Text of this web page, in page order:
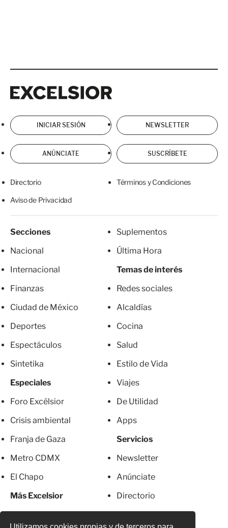
INICIAR SESIÓN NEWSLETTER
ANÚNCIATE SUSCRÍBETE
Directorio Términos y Condiciones
Aviso de Privacidad
Secciones
Nacional
Internacional
Finanzas
Ciudad de México
Deportes
Espectáculos
Sintetika
Especiales
Foro Excélsior
Crisis ambiental
Franja de Gaza
Metro CDMX
El Chapo
Más Excelsior
Mujeres
Suplementos
Última Hora
Temas de interés
Redes sociales
Alcaldías
Cocina
Salud
Estilo de Vida
Viajes
De Utilidad
Apps
Servicios
Newsletter
Anúnciate
Directorio
Suscripciones